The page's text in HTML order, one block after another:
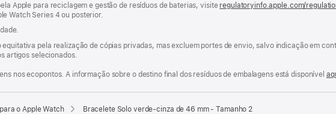
Apple para reciclagem e gestão de resíduos de baterias, visite regulatoryinfo.apple.com/
Watch Series 4 ou posterior.
equitativa pela realização de cópias privadas, mas excluem portes de envio, salvo indicação em
artigos selecionados.
nos ecopontos. A informação sobre o destino final dos resíduos de embalagens está disponível
o Apple Watch Bracelete Solo verde‑cinza de 46 mm - Tamanho 2